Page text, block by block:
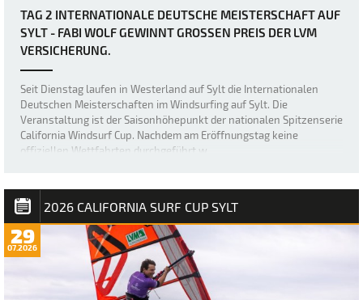
TAG 2 INTERNATIONALE DEUTSCHE MEISTERSCHAFT AUF
SYLT - FABI WOLF GEWINNT GROSSEN PREIS DER LVM V
ERSICHERUNG.
Seit Dienstag laufen in Westerland auf Sylt die Internationalen
Deutschen Meisterschaften im Windsurfing auf Sylt. Die
Veranstaltung ist der Saisonhöhepunkt der nationalen Spitzenserie
California Windsurf Cup. Nachdem am Eröffnungstag keine
offiziellen Wettfahrten durchgeführt w…
2026 CALIFORNIA SURF CUP SYLT
29
07.2026